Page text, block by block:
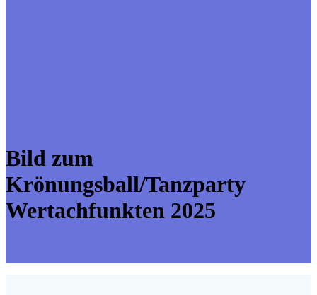
Bild zum
Krönungsball/Tanzparty
Wertachfunkten 2025